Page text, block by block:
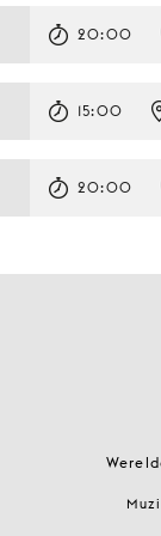
20:00
15:00
20:00